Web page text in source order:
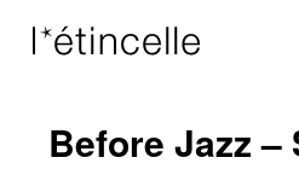
Before Jazz –